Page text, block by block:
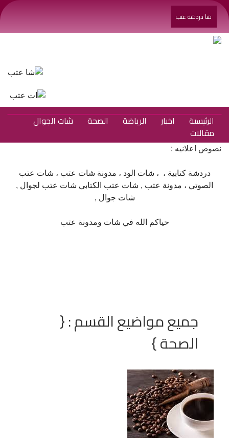
شا دردشة عتب
الرئيسية اخبار الرياضة الصحة
شات الجوال
مقالات
نصوص اعلانيه :
دردشة كتابية ، ، شات الود ، مدونة شات عتب ، شات عتب
الصوتي ، مدونة عتب , شات عتب الكتابي شات عتب لجوال ,
شات جوال ,
حياكم الله في شات ومدونة عتب
جميع مواضيع القسم : {
الصحة }